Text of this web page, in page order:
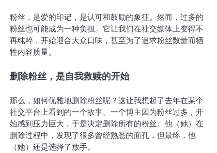
粉丝，是爱的印记，是认可和鼓励的象征。然而，过多的
粉丝也可能成为一种负担。它让我们在社交媒体上变得不
再纯粹，开始迎合大众口味，甚至为了追求粉丝数量而牺
牲内容质量。
删除粉丝，是自我救赎的开始
那么，如何优雅地删除粉丝呢？这让我想起了去年在某个
社交平台上看到的一个故事。一个博主因为粉丝过多，开
始感到压力巨大，于是决定删除所有的粉丝。他（她）在
删除过程中，发现了很多曾经熟悉的面孔，但最终，他
（她）还是选择了放手。